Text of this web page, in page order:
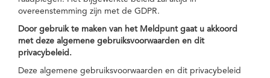
overeenstemming zijn met de GDPR.
Door gebruik te maken van het Meldpunt gaat u akkoord
met deze algemene gebruiksvoorwaarden en dit
privacybeleid.
Deze algemene gebruiksvoorwaarden en dit privacybeleid